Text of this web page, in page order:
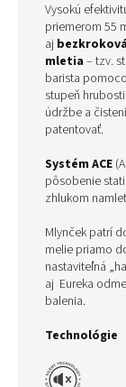
Vysokú
priemerom 55
aj
mletia – tzv.
barista
stupeň
údržbe a
patentovať.
Systém ACE
pôsobenie
zhlukom
Mlynček patrí
melie priamo
nastaviteľná
aj Eureka
balenia.
Technológie